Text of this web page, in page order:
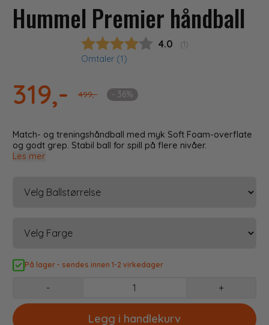
Hummel Premier håndball
4.0 (stemmer:
1)
Omtaler (1)
319,- 499,- - 36%
Match- og treningshåndball med myk Soft Foam-overflate
og godt grep. Stabil ball for spill på flere nivåer.
Les mer
På lager - sendes innen 1-2 virkedager
- +